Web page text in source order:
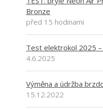
Bronze
před 15 hodinami
Test elektrokol 2025
4.6.2025
Výměna a údržba
15.12.2022